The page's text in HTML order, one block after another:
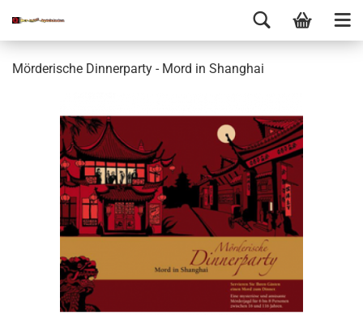
Mörderische Dinnerparty - Mord in Shanghai